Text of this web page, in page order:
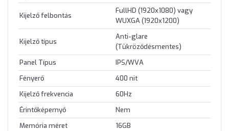
Kijelző felbontás
FullHD (1920x1080) vagy
WUXGA (1920x1200)
Kijelző típus
Anti-glare
(Tükröződésmentes)
Panel Típus
IPS/WVA
Fényerő
400 nit
Kijelző frekvencia
60Hz
Érintőképernyő
Nem
Memória méret
16GB